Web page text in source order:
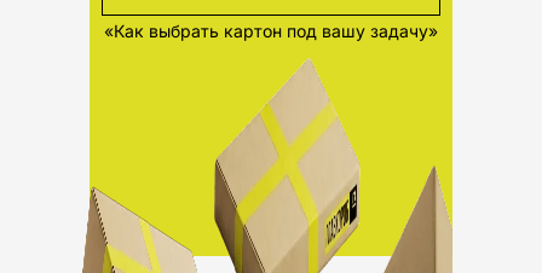
«Как выбрать картон под вашу задачу»